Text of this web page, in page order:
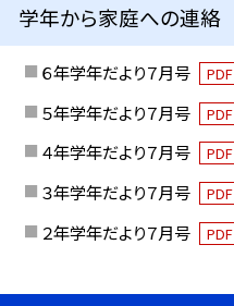
学年から家庭への連絡
６年学年だより７月号 PDF
５年学年だより７月号
PDF
４年学年だより７月号
PDF
３年学年だより７月号
PDF
２年学年だより７月号
PDF